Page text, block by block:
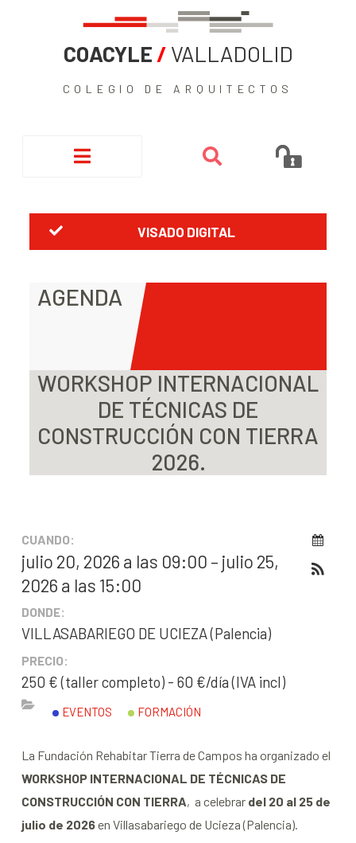
COACYLE / VALLADOLID
COLEGIO DE ARQUITECTOS
VISADO DIGITAL
AGENDA
WORKSHOP INTERNACIONAL
DE TÉCNICAS DE
CONSTRUCCIÓN CON TIERRA
2026.
CUANDO:
julio 20, 2026 a las 09:00 – julio 25,
2026 a las 15:00
DONDE:
VILLASABARIEGO DE UCIEZA (Palencia)
PRECIO:
250 € (taller completo) - 60 €/día (IVA incl)
EVENTOS FORMACIÓN
La Fundación Rehabitar Tierra de Campos ha organizado el
WORKSHOP INTERNACIONAL DE TÉCNICAS DE
CONSTRUCCIÓN CON TIERRA, a celebrardel 20 al 25 de
julio de 2026en Villasabariego de Ucieza (Palencia).